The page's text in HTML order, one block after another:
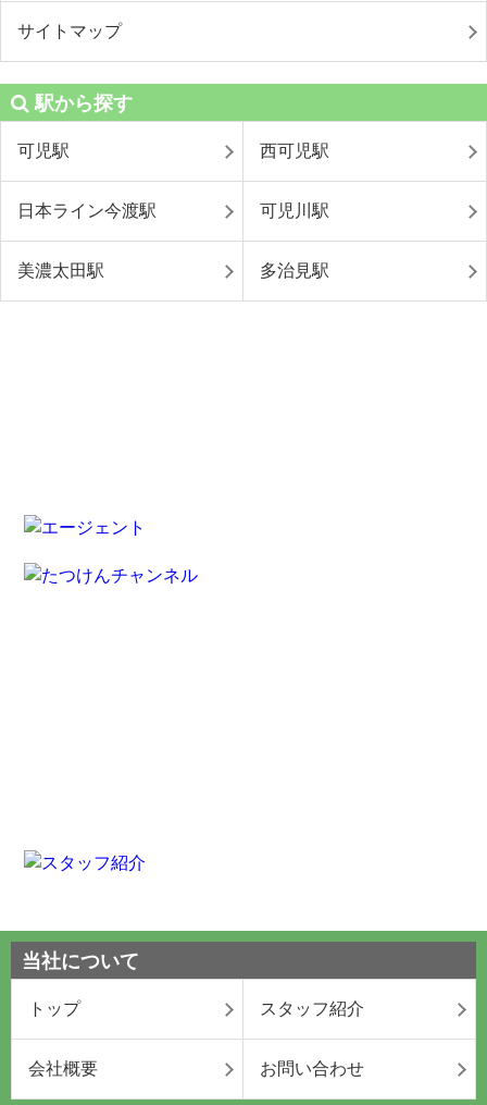
サイトマップ
駅から探す
可児駅 西可児駅
日本ライン今渡駅 可児川駅
美濃太田駅 多治見駅
当社について
トップ スタッフ紹介
会社概要 お問い合わせ